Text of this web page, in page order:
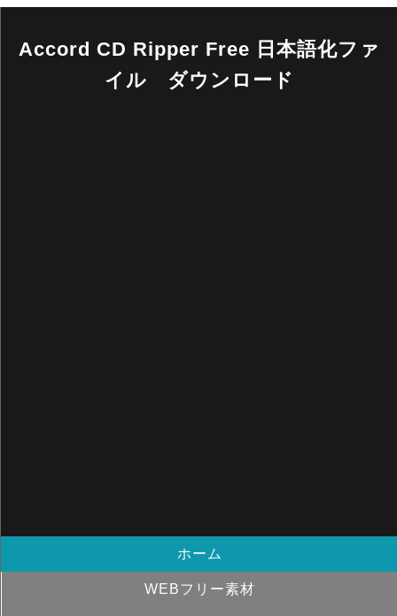
Accord CD Ripper Free 日本語化ファ
イル ダウンロード
ホーム
WEBフリー素材